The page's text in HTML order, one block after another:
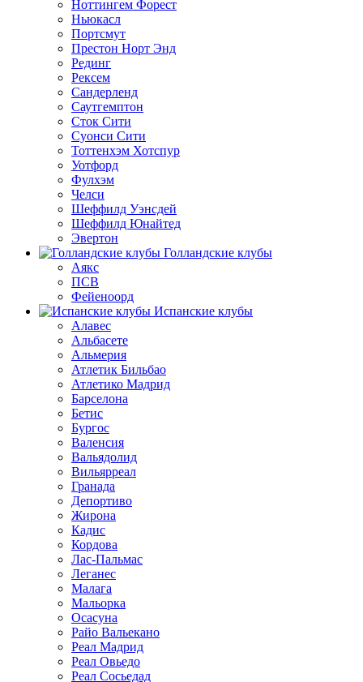
Ноттингем Форест
Ньюкасл
Портсмут
Престон Норт Энд
Рединг
Рексем
Сандерленд
Саутгемптон
Сток Сити
Суонси Сити
Тоттенхэм Хотспур
Уотфорд
Фулхэм
Челси
Шеффилд Уэнсдей
Шеффилд Юнайтед
Эвертон
Голландские клубы
Аякс
ПСВ
Фейеноорд
Испанские клубы
Алавес
Альбасете
Альмерия
Атлетик Бильбао
Атлетико Мадрид
Барселона
Бетис
Бургос
Валенсия
Вальядолид
Вильярреал
Гранада
Депортиво
Жирона
Кадис
Кордова
Лас-Пальмас
Леганес
Малага
Мальорка
Осасуна
Райо Вальекано
Реал Мадрид
Реал Овьедо
Реал Сосьедад